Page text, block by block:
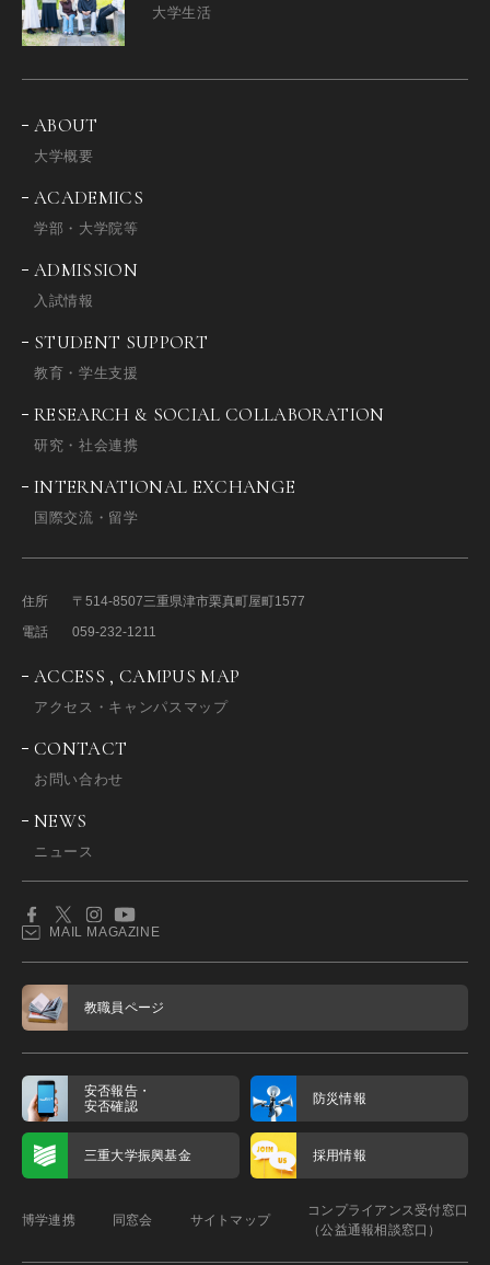
大学生活
ABOUT
大学概要
ACADEMICS
学部・大学院等
ADMISSION
入試情報
STUDENT SUPPORT
教育・学生支援
RESEARCH & SOCIAL COLLABORATION
研究・社会連携
INTERNATIONAL EXCHANGE
国際交流・留学
住所 〒514-8507三重県津市栗真町屋町1577
電話
059-232-1211
ACCESS , CAMPUS MAP
アクセス・キャンパスマップ
CONTACT
お問い合わせ
NEWS
ニュース
MAIL MAGAZINE
教職員ページ
安否報告・
安否確認
防災情報
三重大学振興基金 採用情報
博学連携 同窓会 サイトマップ
コンプライアンス受付窓口
（公益通報相談窓口）